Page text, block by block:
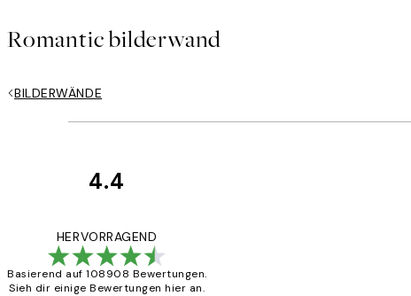
Romantic bilderwand
BILDERWÄNDE
4.4
HERVORRAGEND
Basierend auf 108908 Bewertungen.
Sieh dir einige Bewertungen hier an.